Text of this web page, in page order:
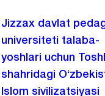
Jizzax davlat
universiteti talaba-
yoshlari uchun
shahridagi
Islom sivilizatsiyasi